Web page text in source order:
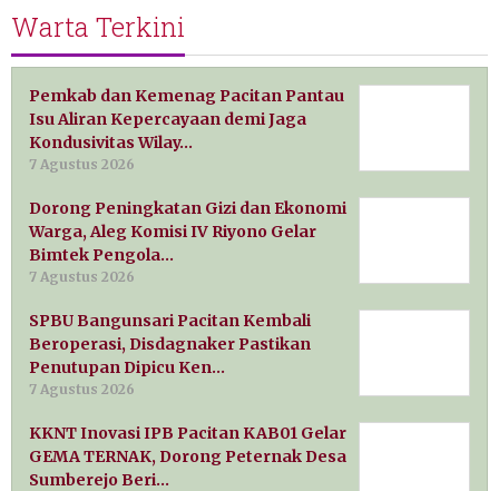
Warta Terkini
Pemkab dan Kemenag Pacitan Pantau
Isu Aliran Kepercayaan demi Jaga
Kondusivitas Wilay…
7 Agustus 2026
Dorong Peningkatan Gizi dan Ekonomi
Warga, Aleg Komisi IV Riyono Gelar
Bimtek Pengola…
7 Agustus 2026
SPBU Bangunsari Pacitan Kembali
Beroperasi, Disdagnaker Pastikan
Penutupan Dipicu Ken…
7 Agustus 2026
KKNT Inovasi IPB Pacitan KAB01 Gelar
GEMA TERNAK, Dorong Peternak Desa
Sumberejo Beri…